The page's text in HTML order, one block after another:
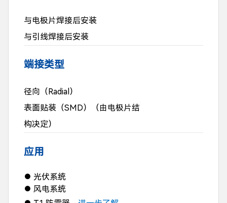
与电极片焊接后安装
与引线焊接后安装
端接类型
径向（Radial）
表面贴装（SMD）（由电极片结
构决定）
应用
● 光伏系统
● 风电系统